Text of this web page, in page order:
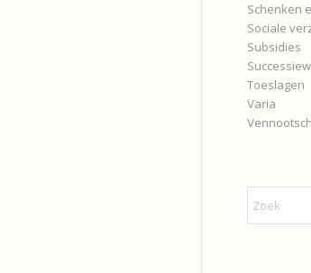
Schenken
Sociale
Subsidies
Toeslagen
Varia